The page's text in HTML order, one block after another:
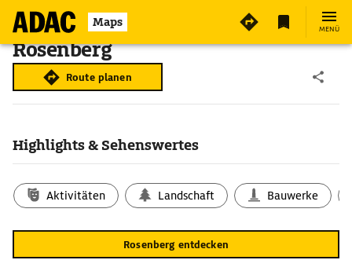
Maps MENÜ
Rosenberg
Route planen
Highlights & Sehenswertes
Aktivitäten Landschaft Bauwerke
Rosenberg entdecken